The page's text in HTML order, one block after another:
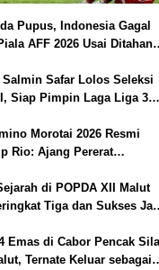
Pupus, Indonesia Gagal
AFF 2026 Usai Ditahan
Salmin Safar Lolos Seleksi
Siap Pimpin Laga Liga 3
Morotai 2026 Resmi
Rio: Ajang Pererat
di POPDA XII Malut
Tiga dan Sukses
Emas di Cabor Pencak
Ternate Keluar sebagai